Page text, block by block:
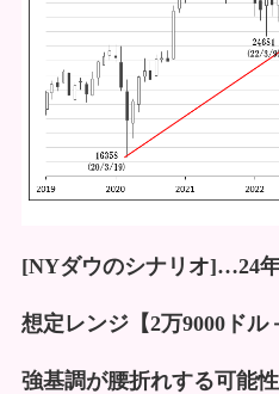
[NYダウのシナリオ]…24
想定レンジ【2万9000ドル
強基調が腰折れする可能性